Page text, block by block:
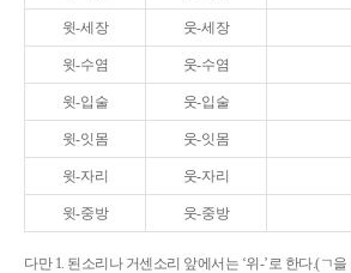
윗-세장 웃-세장
윗-수염 웃-수염
윗-입술 웃-입술
윗-잇몸 웃-잇몸
윗-자리 웃-자리
윗-중방 웃-중방
다만 1. 된소리나 거센소리 앞에서는 ‘위-’로 한다.(ㄱ